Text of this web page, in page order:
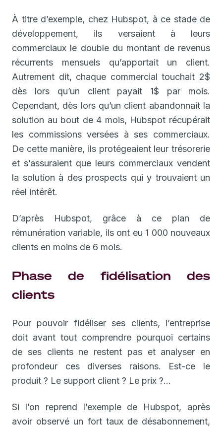
À titre d’exemple, chez Hubspot, à ce stade de
développement, ils versaient à leurs
commerciaux le double du montant de revenus
récurrents mensuels qu’apportait un client.
Autrement dit, chaque commercial touchait 2$
dès lors qu’un client payait 1$ par mois.
Cependant, dès lors qu’un client abandonnait la
solution au bout de 4 mois, Hubspot récupérait
les commissions versées à ses commerciaux.
De cette manière, ils protégeaient leur trésorerie
et s’assuraient que leurs commerciaux vendent
la solution à des prospects qui y trouvaient un
réel intérêt.
D’après Hubspot, grâce à ce plan de
rémunération variable, ils ont eu 1 000 nouveaux
clients en moins de 6 mois.
Phase de fidélisation des
clients
Pour pouvoir fidéliser ses clients, l’entreprise
doit avant tout comprendre pourquoi certains
de ses clients ne restent pas et analyser en
profondeur ces diverses raisons. Est-ce le
produit ? Le support client ? Le prix ?...
Si l’on reprend l’exemple de Hubspot, après
avoir observé un fort taux de désabonnement,